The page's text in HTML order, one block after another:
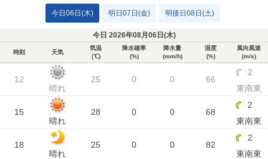
今日06日(木) 明日07日(金) 明後日08日(土)
今日 2026年08月06日(木)
時刻 天気
気温
(℃)
降水確率
(%)
降水量
(mm/h)
湿度
(%)
風向風速
(m/s)
12
晴れ
25 0 0 66
2
東南東
15
晴れ
28 0 0 68
2
東南東
18
晴れ
25 0 0 82
2
東南東